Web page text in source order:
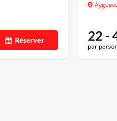
Réserver 22 -
par